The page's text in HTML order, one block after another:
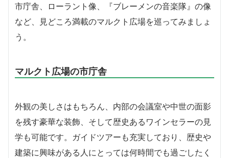
市庁舎、ローラント像、『ブレーメンの音楽隊』の像
など、見どころ満載のマルクト広場を巡ってみましょ
う。
マルクト広場の市庁舎
外観の美しさはもちろん、内部の会議室や中世の面影
を残す豪華な装飾、そして歴史あるワインセラーの見
学も可能です。ガイドツアーも充実しており、歴史や
建築に興味がある人にとっては何時間でも過ごしたく